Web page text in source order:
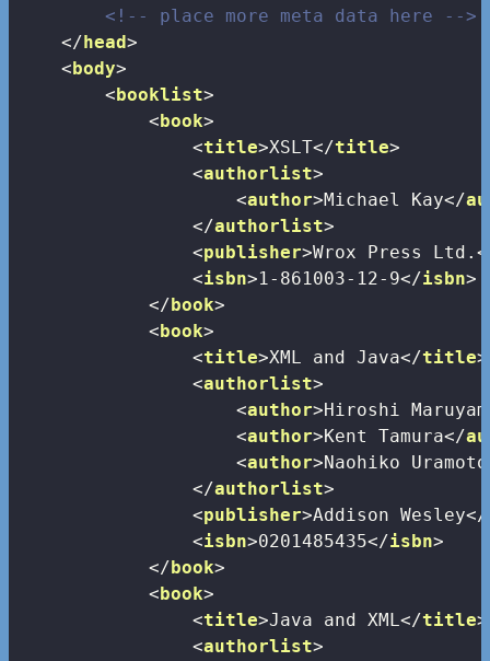
<!-- place more meta data here -->
</ head>
< body>
< booklist>
< book>
<title>XSLT</title>
<authorlist>
<author>Michael Kay</
</authorlist>
<publisher>Wrox Press Ltd.
<isbn>1-861003-12-9</isbn>
</ book>
< book>
<title>XML and Java</title>
<authorlist>
<author>Hiroshi
<author>Kent Tamura</
<author>Naohiko Uramoto
</authorlist>
<publisher>Addison Wesley</
<isbn>0201485435</isbn>
</ book>
< book>
<title>Java and XML</title>
<authorlist>